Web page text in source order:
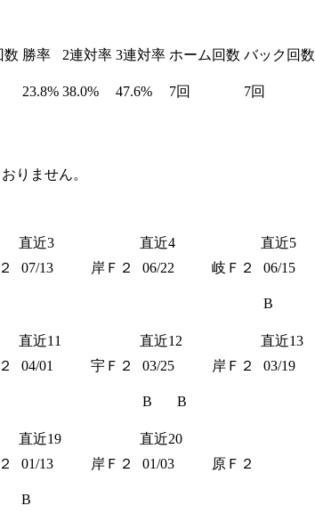
数 勝率 2連対率 3連対率 ホーム回数 バック回数
23.8% 38.0% 47.6% 7回 7回
りません。
直近3 直近4 直近5
07/13 岸Ｆ２ 06/22 岐Ｆ２ 06/15
B
直近11 直近12 直近13
04/01 宇Ｆ２ 03/25 岸Ｆ２
B B
03/19
直近19
直近20
01/13 岸Ｆ２
B
01/03 原Ｆ２